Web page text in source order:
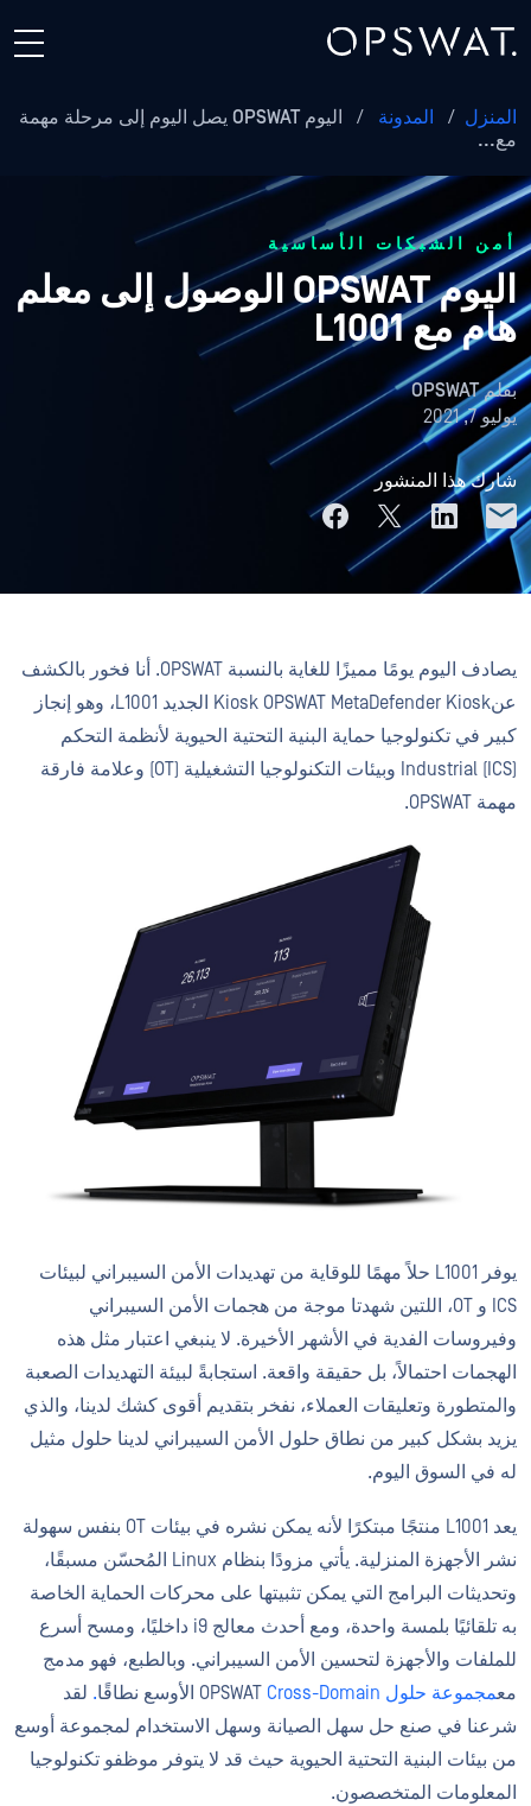
المنزل / المدونة /
اليوم OPSWAT يصل اليوم إلى مرحلة مهمة
مع...
أمن الشبكات الأساسية
اليوم OPSWAT الوصول إلى معلم
هام مع L1001
بقلمOPSWAT
يوليو 7, 2021
شارك هذا المنشور
يصادف اليوم يومًا مميزًا للغاية بالنسبة OPSWAT. أنا فخور بالكشف
عنKiosk OPSWAT MetaDefender Kiosk الجديد L1001، وهو إنجاز
كبير في تكنولوجيا حماية البنية التحتية الحيوية لأنظمة التحكم
Industrial (ICS) وبيئات التكنولوجيا التشغيلية (OT) وعلامة فارقة
مهمة OPSWAT.
يوفر L1001 حلاً مهمًا للوقاية من تهديدات الأمن السيبراني لبيئات
ICS و OT، اللتين شهدتا موجة من هجمات الأمن السيبراني
وفيروسات الفدية في الأشهر الأخيرة. لا ينبغي اعتبار مثل هذه
الهجمات احتمالاً، بل حقيقة واقعة. استجابةً لبيئة التهديدات الصعبة
والمتطورة وتعليقات العملاء، نفخر بتقديم أقوى كشك لدينا، والذي
يزيد بشكل كبير من نطاق حلول الأمن السيبراني لدينا حلول مثيل
له في السوق اليوم.
يعد L1001 منتجًا مبتكرًا لأنه يمكن نشره في بيئات OT بنفس سهولة
نشر الأجهزة المنزلية. يأتي مزودًا بنظام Linux المُحسّن مسبقًا،
وتحديثات البرامج التي يمكن تثبيتها على محركات الحماية الخاصة
به تلقائيًا بلمسة واحدة، ومع أحدث معالج i9 داخليًا، ومسح أسرع
للملفات والأجهزة لتحسين الأمن السيبراني. وبالطبع، فهو مدمج
معمجموعة حلول Cross-Domain الأوسع نطاقًا. لقد
شرعنا في صنع حل سهل الصيانة وسهل الاستخدام لمجموعة أوسع
من بيئات البنية التحتية الحيوية حيث قد لا يتوفر موظفو تكنولوجيا
المعلومات المتخصصون.